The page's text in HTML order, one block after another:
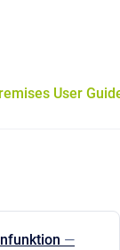
User
—